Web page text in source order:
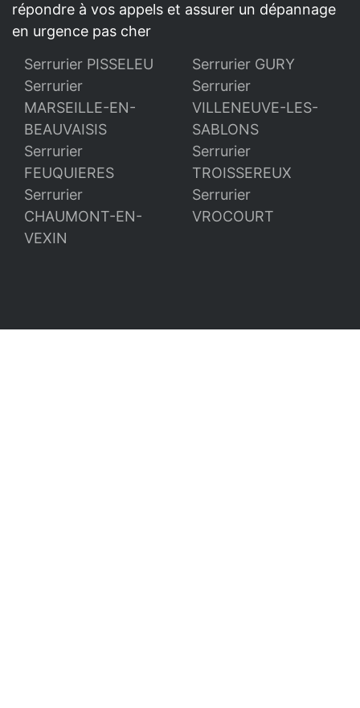
répondre à vos appels et assurer un dépannage
en urgence pas cher
Serrurier PISSELEU
Serrurier GURY
Serrurier
MARSEILLE-EN-
BEAUVAISIS
Serrurier
VILLENEUVE-LES-
SABLONS
Serrurier
FEUQUIERES
Serrurier
TROISSEREUX
Serrurier
CHAUMONT-EN-
VEXIN
Serrurier
VROCOURT